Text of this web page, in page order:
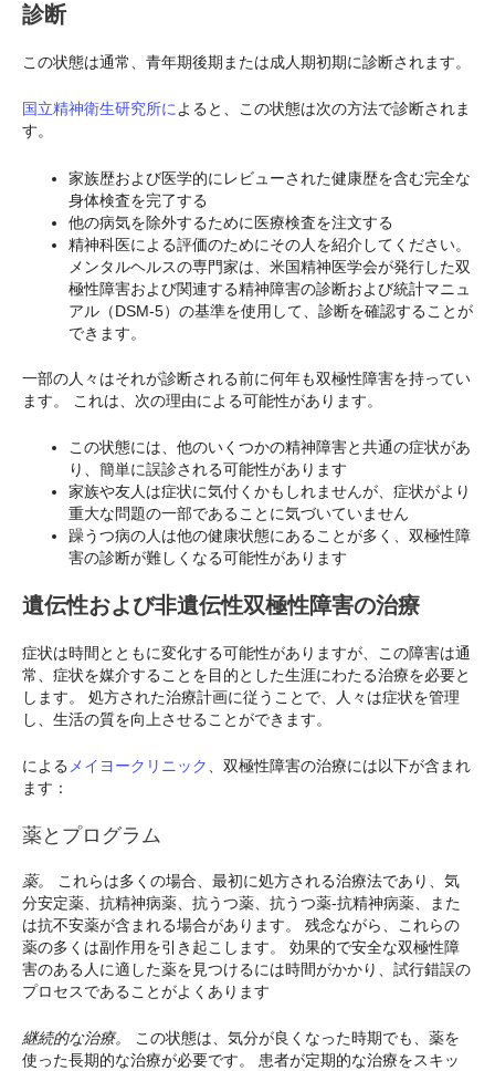
診断
この状態は通常、青年期後期または成人期初期に診断されます。
国立精神衛生研究所によると、この状態は次の方法で診断されま
す。
家族歴および医学的にレビューされた健康歴を含む完全な
身体検査を完了する
他の病気を除外するために医療検査を注文する
精神科医による評価のためにその人を紹介してください。
メンタルヘルスの専門家は、米国精神医学会が発行した双
極性障害および関連する精神障害の診断および統計マニュ
アル（DSM-5）の基準を使用して、診断を確認することが
できます。
一部の人々はそれが診断される前に何年も双極性障害を持ってい
ます。 これは、次の理由による可能性があります。
この状態には、他のいくつかの精神障害と共通の症状があ
り、簡単に誤診される可能性があります
家族や友人は症状に気付くかもしれませんが、症状がより
重大な問題の一部であることに気づいていません
躁うつ病の人は他の健康状態にあることが多く、双極性障
害の診断が難しくなる可能性があります
遺伝性および非遺伝性双極性障害の治療
症状は時間とともに変化する可能性がありますが、この障害は通
常、症状を媒介することを目的とした生涯にわたる治療を必要と
します。 処方された治療計画に従うことで、人々は症状を管理
し、生活の質を向上させることができます。
による メイヨークリニック、双極性障害の治療には以下が含まれ
ます：
薬とプログラム
薬。
これらは多くの場合、最初に処方される治療法であり、気
分安定薬、抗精神病薬、抗うつ薬、抗うつ薬-抗精神病薬、また
は抗不安薬が含まれる場合があります。 残念ながら、これらの
薬の多くは副作用を引き起こします。 効果的で安全な双極性障
害のある人に適した薬を見つけるには時間がかかり、試行錯誤の
プロセスであることがよくあります
継続的な治療。
この状態は、気分が良くなった時期でも、薬を
使った長期的な治療が必要です。 患者が定期的な治療をスキッ